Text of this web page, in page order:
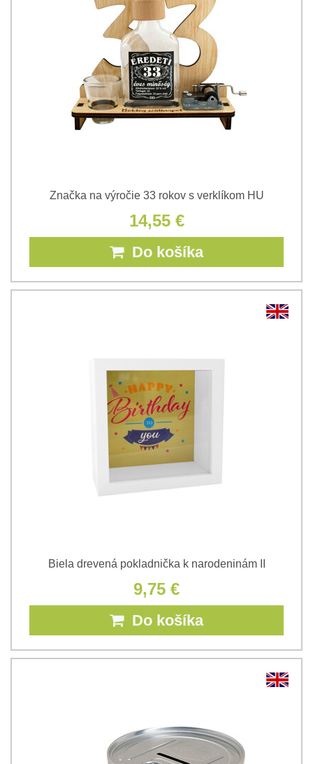
Značka na výročie 33 rokov s verklíkom HU
14,55 €
Do košíka
Biela drevená pokladnička k narodeninám II
9,75 €
Do košíka